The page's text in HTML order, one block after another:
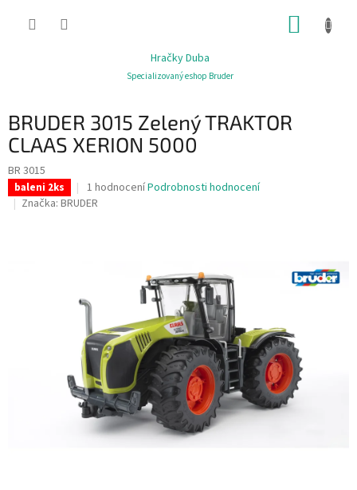
Hračky Duba
Specializovaný eshop Bruder
BRUDER 3015 Zelený TRAKTOR
CLAAS XERION 5000
BR 3015
baleni 2ks
Průměrné
hodnocení
1 hodnoceníPodrobnosti hodnocení
Značka: BRUDER